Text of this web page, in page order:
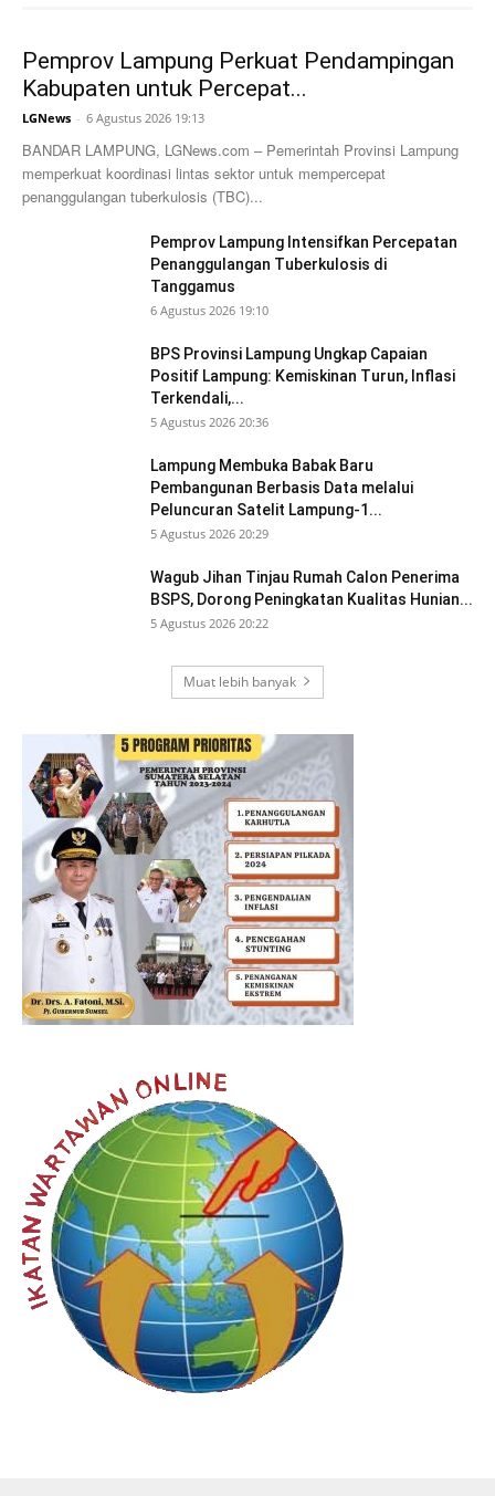
Pemprov Lampung Perkuat Pendampingan
Kabupaten untuk Percepat...
LGNews - 6 Agustus 2026 19:13
BANDAR LAMPUNG, LGNews.com – Pemerintah Provinsi Lampung
memperkuat koordinasi lintas sektor untuk mempercepat
penanggulangan tuberkulosis (TBC)...
Pemprov Lampung Intensifkan Percepatan
Penanggulangan Tuberkulosis di
Tanggamus
6 Agustus 2026 19:10
BPS Provinsi Lampung Ungkap Capaian
Positif Lampung: Kemiskinan Turun, Inflasi
Terkendali,...
5 Agustus 2026 20:36
Lampung Membuka Babak Baru
Pembangunan Berbasis Data melalui
Peluncuran Satelit Lampung-1...
5 Agustus 2026 20:29
Wagub Jihan Tinjau Rumah Calon Penerima
BSPS, Dorong Peningkatan Kualitas Hunian...
5 Agustus 2026 20:22
Muat lebih banyak